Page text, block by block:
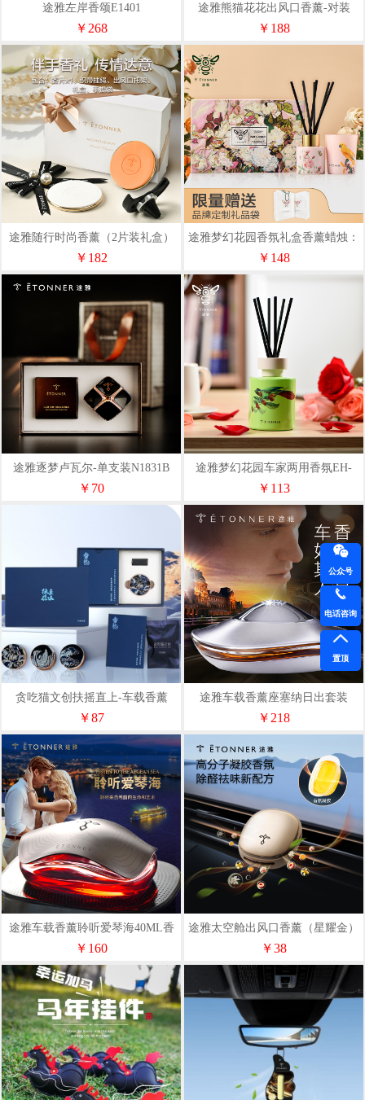
途雅左岸香颂E1401
￥268
途雅熊猫花花出风口香薰-对装
（熊猫2）
￥188
途雅随行时尚香薰（2片装礼盒）
F1815WY
￥182
途雅梦幻花园香氛礼盒香薰蜡烛：
130g
￥148
途雅逐梦卢瓦尔-单支装N1831B
￥70
途雅梦幻花园车家两用香氛EH-
GD120
￥113
贪吃猫文创扶摇直上-车载香薰
￥87
途雅车载香薰座塞纳日出套装
ES1302
￥218
途雅车载香薰聆听爱琴海40ML香
水+储香块12粒E2001
￥160
途雅太空舱出风口香薰（星耀金）
N1836
￥38
公众号
电话咨询
置顶